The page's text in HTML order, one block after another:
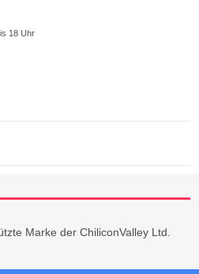
18 Uhr
Marke der ChiliconValley Ltd.